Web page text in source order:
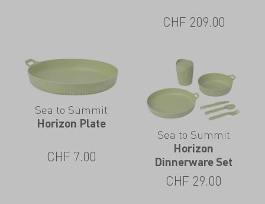
CHF 209.00
Sea to Summit
Horizon Plate
CHF 7.00
Sea to Summit
Horizon
Dinnerware Set
CHF 29.00